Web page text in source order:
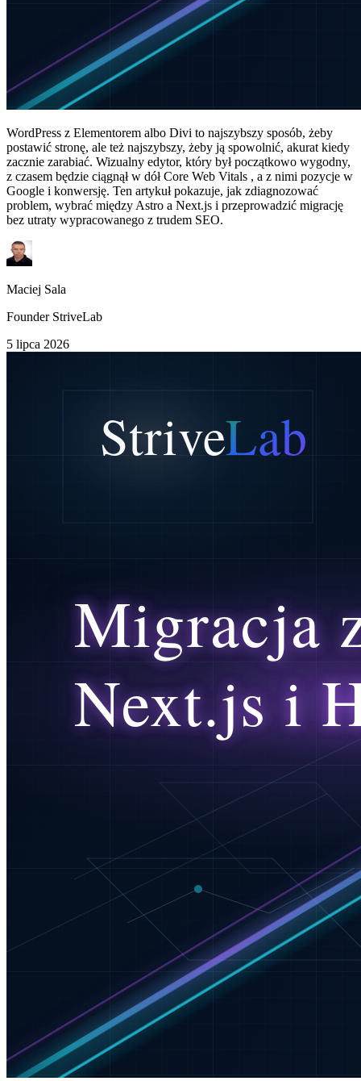
WordPress z Elementorem albo Divi to najszybszy sposób, żeby
postawić stronę, ale też najszybszy, żeby ją spowolnić, akurat kiedy
zacznie zarabiać. Wizualny edytor, który był początkowo wygodny,
z czasem będzie ciągnął w dół Core Web Vitals , a z nimi pozycje w
Google i konwersję. Ten artykuł pokazuje, jak zdiagnozować
problem, wybrać między Astro a Next.js i przeprowadzić migrację
bez utraty wypracowanego z trudem SEO.
Maciej Sala
Founder StriveLab
5 lipca 2026